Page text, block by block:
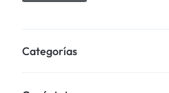
Categorías